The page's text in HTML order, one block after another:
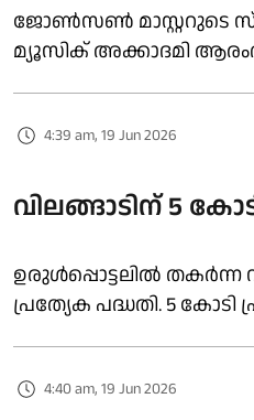
ജോൺസൺ മാസ്റ്ററുടെ
മ്യൂസിക് അക്കാദമി
4:39 am, 19 Jun 2026
വിലങ്ങാടിന് 5
ഉരുൾപ്പൊട്ടലിൽ തകർന്ന
പ്രത്യേക പദ്ധതി. 5 കോടി
4:40 am, 19 Jun 2026